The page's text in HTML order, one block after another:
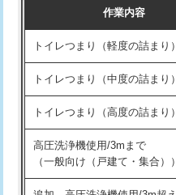
作業内容
トイレつまり（軽度の詰まり）
トイレつまり（中度の詰まり）
トイレつまり（高度の詰まり）
高圧洗浄機使用/3mまで
（一般向け（戸建て・集合））